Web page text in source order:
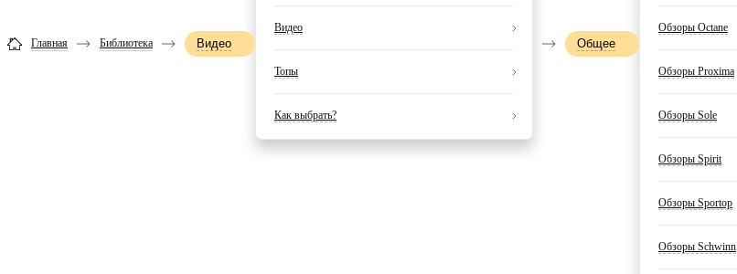
Главная Библиотека Видео
Видео
Топы
Как выбрать?
Общее
Обзоры Octane
Обзоры Proxima
Обзоры Sole
Обзоры Spirit
Обзоры Sportop
Обзоры Schwinn